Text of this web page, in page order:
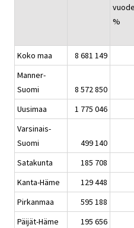
%
Koko maa 8 681 149
Manner-
Suomi
8 572 850
Uusimaa
1 775 046
Varsinais-
Suomi
499 140
Satakunta
185 708
Kanta-Häme
129 448
Pirkanmaa
595 188
Päijät-Häme
195 656